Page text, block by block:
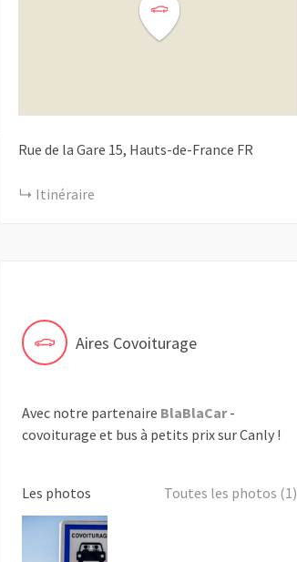
Rue de la Gare 15 Hauts-de-France FR
Itinéraire
Aires Covoiturage
Avec notre partenaire BlaBlaCar-
covoiturage et bus à petits prix sur Canly !
Les photos Toutes les photos (1)